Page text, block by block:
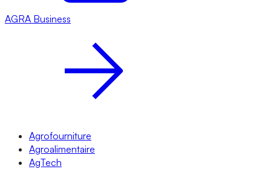
AGRA Business
Agrofourniture
Agroalimentaire
AgTech